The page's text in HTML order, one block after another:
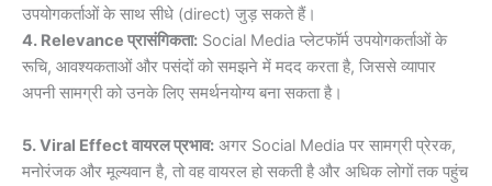
उपयोगकर्ताओं के साथ सीधे (direct) जुड़ सकते हैं।
4. Relevance प्रासंगिकता: Social Media प्लेटफॉर्म उपयोगकर्ताओं के
रूचि, आवश्यकताओं और पसंदों को समझने में मदद करता है, जिससे व्यापार
अपनी सामग्री को उनके लिए समर्थनयोग्य बना सकता है।
5. Viral Effect वायरल प्रभाव: अगर Social Media पर सामग्री प्रेरक,
मनोरंजक और मूल्यवान है, तो वह वायरल हो सकती है और अधिक लोगों तक पहुंच